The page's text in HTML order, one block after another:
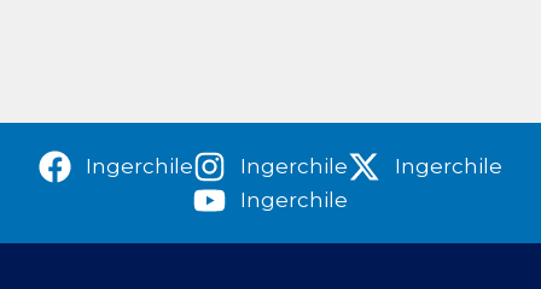
Ingerchile Ingerchile
Ingerchile
Ingerchile